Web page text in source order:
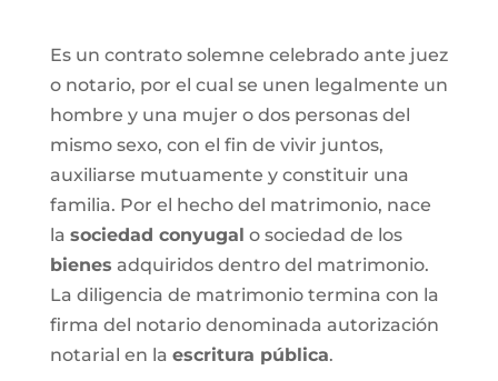
Es un contrato solemne celebrado ante juez
o notario, por el cual se unen legalmente un
hombre y una mujer o dos personas del
mismo sexo, con el fin de vivir juntos,
auxiliarse mutuamente y constituir una
familia. Por el hecho del matrimonio, nace
la sociedad conyugal o sociedad de los
bienes adquiridos dentro del matrimonio.
La diligencia de matrimonio termina con la
firma del notario denominada autorización
notarial en la escritura pública.